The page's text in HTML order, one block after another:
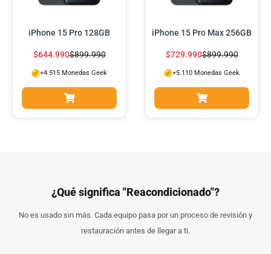
iPhone 15 Pro 128GB
$644.990$899.990
+4.515 Monedas Geek
iPhone 15 Pro Max 256GB
$729.990$899.990
+5.110 Monedas Geek
¿Qué significa "Reacondicionado"?
No es usado sin más. Cada equipo pasa por un proceso de revisión y
restauración antes de llegar a ti.